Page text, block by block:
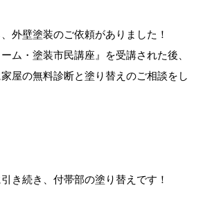
外壁塗装のご依頼がありました！
ム・塗装市民講座』を受講された後、
屋の無料診断と塗り替えのご相談をし
き続き、付帯部の塗り替えです！